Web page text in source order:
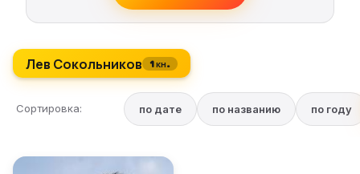
Лев Сокольников 1 кн.
Сортировка: по дате по названию по году